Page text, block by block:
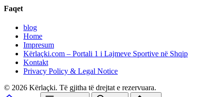
Faqet
blog
Home
Impresum
Kërlaçki.com – Portali 1 i Lajmeve Sportive në Shqip
Kontakt
Privacy Policy & Legal Notice
© 2026 Kërlaçki. Të gjitha të drejtat e rezervuara.